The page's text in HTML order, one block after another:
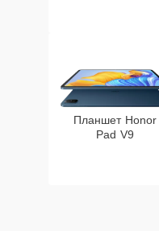
Планшет Honor
Pad V9